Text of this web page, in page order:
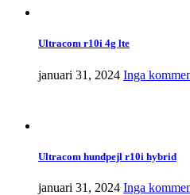
Ultracom r10i 4g lte
januari 31, 2024 Inga
Ultracom hundpejl r10i hybrid
januari 31, 2024 Inga